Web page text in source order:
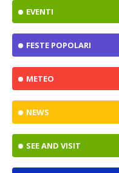
EVENTI
FESTE POPOLARI
METEO
NEWS
SEE AND VISIT